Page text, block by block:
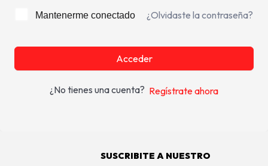
Mantenerme conectado ¿Olvidaste la contraseña?
Acceder
¿No tienes una cuenta? Regístrate ahora
SUSCRIBITE A NUESTRO